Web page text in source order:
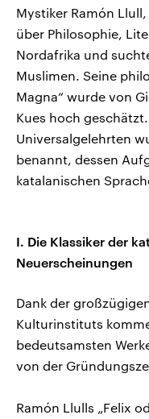
Mystiker Ramón
über Philosophie,
Nordafrika und
Muslimen. Seine
Magna“ wurde von
Kues hoch
Universalgelehrten
benannt, dessen
katalanischen
I. Die Klassiker der
Neuerscheinungen
Dank der
Kulturinstituts
bedeutsamsten
von der
Ramón Llulls „Felix